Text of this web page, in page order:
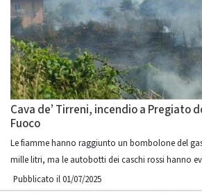
Cava de’ Tirreni, incendio a Pregiato
Fuoco
Le fiamme hanno raggiunto un bombolone del
mille litri, ma le autobotti dei caschi rossi hanno
Pubblicato il 01/07/2025